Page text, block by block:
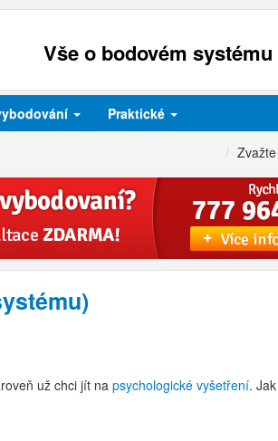
Vše o bodovém
Praktické
už chci jít na psychologické vyšetření.